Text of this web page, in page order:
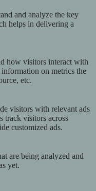
and analyze the key
helps in delivering a
how visitors interact with
on metrics the
etc.
visitors with relevant ads
track visitors across
customized ads.
are being analyzed and
yet.